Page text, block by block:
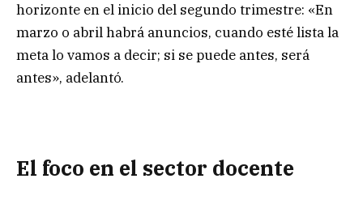
horizonte en el inicio del segundo trimestre: «En
marzo o abril habrá anuncios, cuando esté lista la
meta lo vamos a decir; si se puede antes, será
antes», adelantó.
El foco en el sector docente